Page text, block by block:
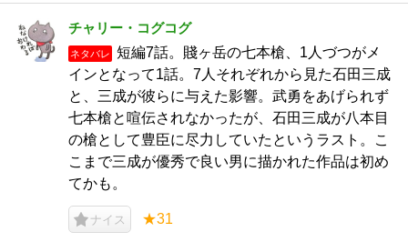
チャリー・コグコグ
ネタバレ
短編7話。賤ヶ岳の七本槍、1人づつがメ
インとなって1話。7人それぞれから見た石田三成
と、三成が彼らに与えた影響。武勇をあげられず
七本槍と喧伝されなかったが、石田三成が八本目
の槍として豊臣に尽力していたというラスト。こ
こまで三成が優秀で良い男に描かれた作品は初め
てかも。
ナイス ★31